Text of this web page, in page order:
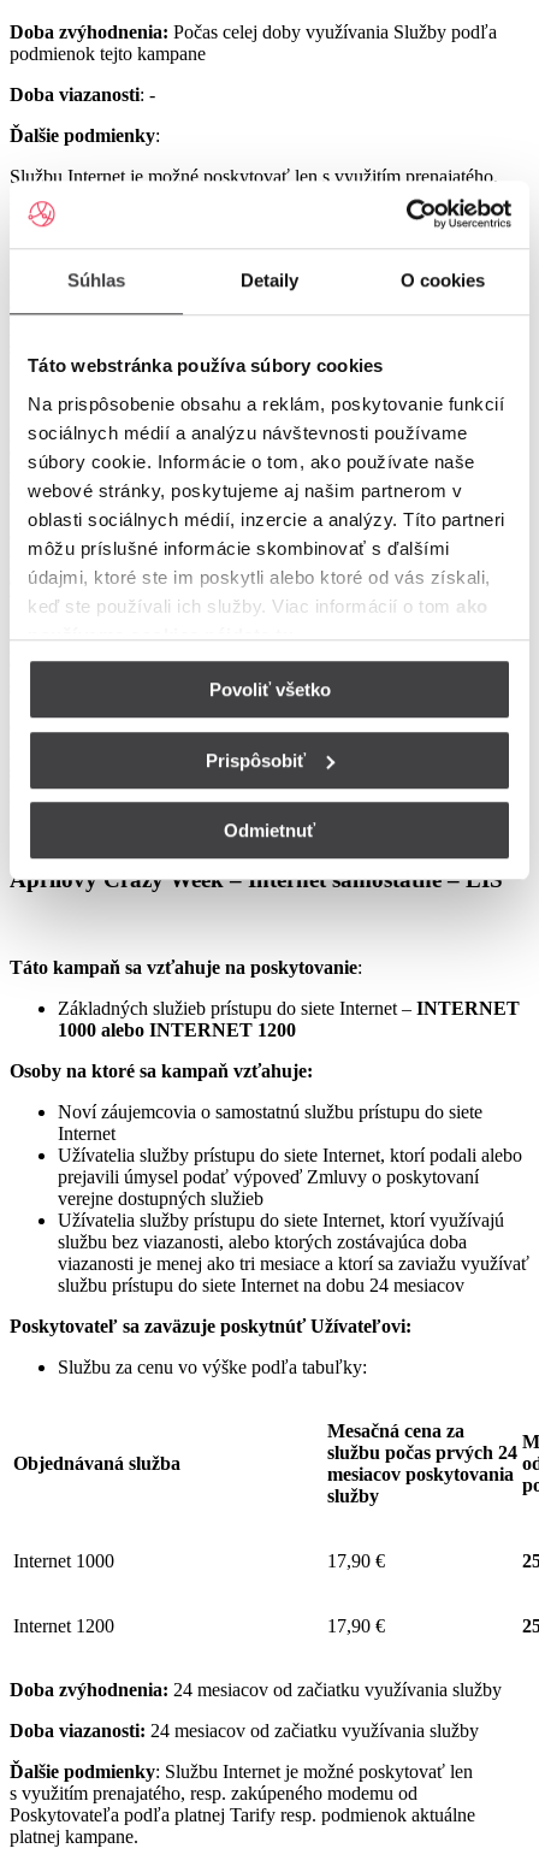
Súhlas Detaily O cookies
Táto webstránka používa súbory cookies
Na prispôsobenie obsahu a reklám, poskytovanie funkcií
sociálnych médií a analýzu návštevnosti používame
súbory cookie. Informácie o tom, ako používate naše
webové stránky, poskytujeme aj našim partnerom v
oblasti sociálnych médií, inzercie a analýzy. Títo partneri
môžu príslušné informácie skombinovať s ďalšími
údajmi, ktoré ste im poskytli alebo ktoré od vás získali,
keď ste používali ich služby. Viac informácií o tom ako
používame cookies nájdete tu.
Povoliť všetko
Prispôsobiť
Odmietnuť
Doba zvýhodnenia: Počas celej doby využívania Služby podľa
podmienok tejto kampane
Doba viazanosti: -
Ďalšie podmienky:
Službu Internet je možné poskytovať len s využitím prenajatého,
resp. zakúpeného modemu od Poskytovateľa podľa platnej Tarify
resp. podmienok aktuálne platnej kampane.
prenajatého resp. zakúpeného modemu GIGA ConnectBox
UPC Internet.
Služby UPC Internet 1200 a UPC Internet 2500 je možné
poskytovať len s využitím prenajatého resp. zakúpeného modemu
GIGA Connect Box 6 od Poskytovateľa podľa platnej Tarify resp.
podmienok aktuálne platnej kampane (len s odbornou inštaláciou), a
to v lokalitách špecifikovaných v Tarife UPC Internet.
Ostatné práva a povinnosti Poskytovateľa a Užívateľa v týchto
podmienkach neupravené sa riadia Zmluvou o poskytovaní verejne
dostupných služieb, vrátane všetkých jej súčastí, t.j. najmä
Všeobecných obchodných
podmienok na poskytovanie verejne dostupných služieb,
Osobitných podmienok, Tarify UPC Internet a Tarify jednorazových
Ceny v týchto podmienkach kampane predstavujú mesačné
poplatky za využívanie služieb podľa týchto podmienok kampane a
sú uvedené vrátane DPH podľa aktuálne platných právnych
predpisov.
Aprílový Crazy Week – Internet samostatne – LIS
Táto kampaň sa vzťahuje na poskytovanie:
Základných služieb prístupu do siete Internet – INTERNET
1000 alebo INTERNET 1200
Osoby na ktoré sa kampaň vzťahuje:
Noví záujemcovia o samostatnú službu prístupu do siete
Internet
Užívatelia služby prístupu do siete Internet, ktorí podali alebo
prejavili úmysel podať výpoveď Zmluvy o poskytovaní
verejne dostupných služieb
Užívatelia služby prístupu do siete Internet, ktorí využívajú
službu bez viazanosti, alebo ktorých zostávajúca doba
viazanosti je menej ako tri mesiace a ktorí sa zaviažu využívať
službu prístupu do siete Internet na dobu 24 mesiacov
Poskytovateľ sa zaväzuje poskytnúť Užívateľovi:
Službu za cenu vo výške podľa tabuľky:
Objednávaná služba
Mesačná cena za
službu počas prvých 24
mesiacov poskytovania
služby
Internet 1000 17,90 €
Internet 1200 17,90 €
Doba zvýhodnenia: 24 mesiacov od začiatku využívania služby
Doba viazanosti: 24 mesiacov od začiatku využívania služby
Ďalšie podmienky: Službu Internet je možné poskytovať len
s využitím prenajatého, resp. zakúpeného modemu od
Poskytovateľa podľa platnej Tarify resp. podmienok aktuálne
platnej kampane.